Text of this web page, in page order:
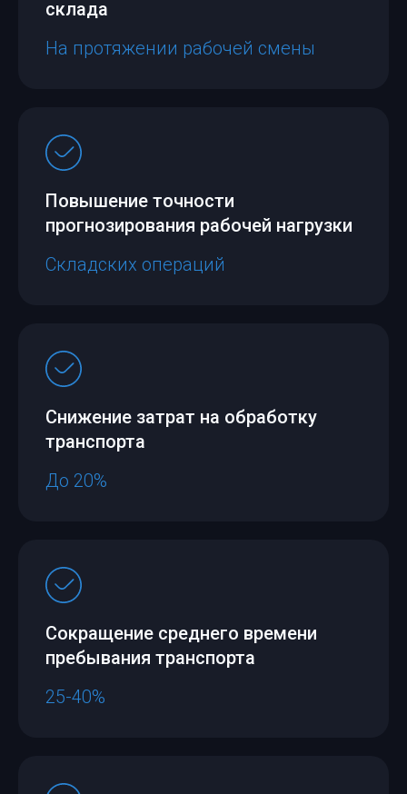
склада
На протяжении рабочей смены
Повышение точности
прогнозирования рабочей нагрузки
Складских операций
Снижение затрат на обработку
транспорта
До 20%
Сокращение среднего времени
пребывания транспорта
25-40%